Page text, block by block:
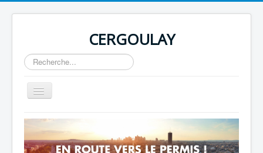
CERGOULAY
Rechercher
Basculer
la
Home
About